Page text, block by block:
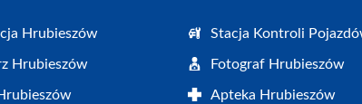
Hrubieszów Stacja Kontroli
Hrubieszów Fotograf Hrubieszów
Apteka Hrubieszów